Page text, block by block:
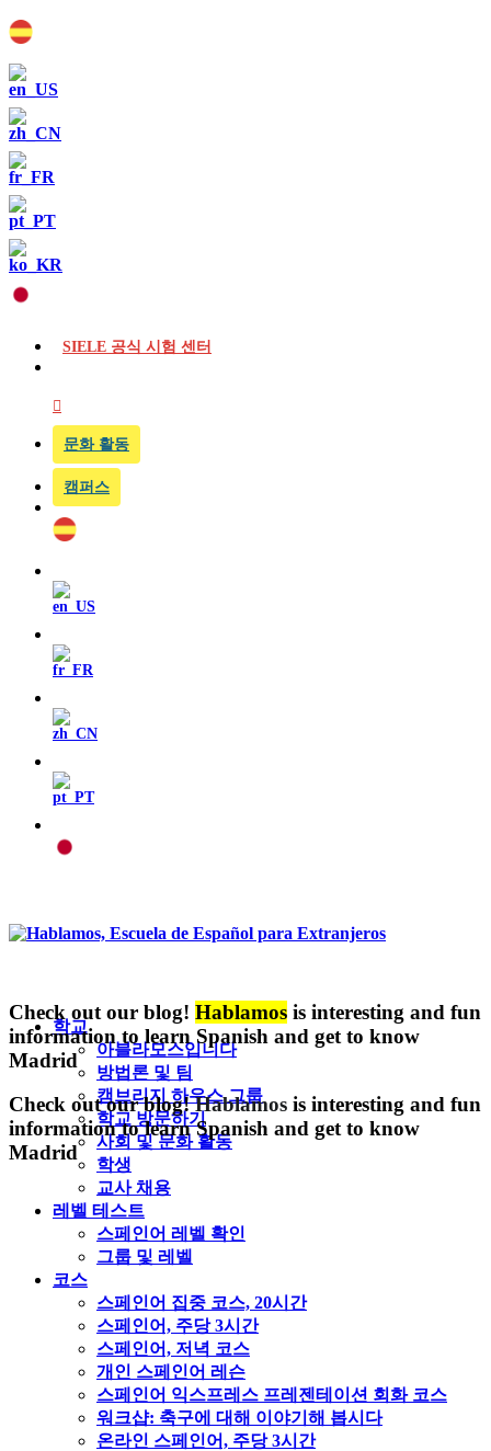
SIELE 공식 시험 센터
문화 활동
캠퍼스
학교
아블라모스입니다
방법론 및 팀
캠브리지 하우스 그룹
학교 방문하기
사회 및 문화 활동
학생
교사 채용
레벨 테스트
스페인어 레벨 확인
그룹 및 레벨
코스
스페인어 집중 코스, 20시간
스페인어, 주당 3시간
스페인어, 저녁 코스
개인 스페인어 레슨
스페인어 익스프레스 프레젠테이션 회화 코스
워크샵: 축구에 대해 이야기해 봅시다
온라인 스페인어, 주당 3시간
Check out our blog! Hablamos is interesting and fun
information to learn Spanish and get to know
Madrid
Check out our blog!Hablamos is interesting and fun
information to learn Spanish and get to know
Madrid